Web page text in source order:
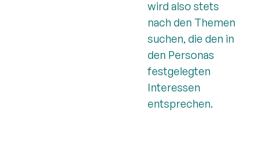
wird also stets
nach den Themen
suchen, die den in
den Personas
festgelegten
Interessen
entsprechen.